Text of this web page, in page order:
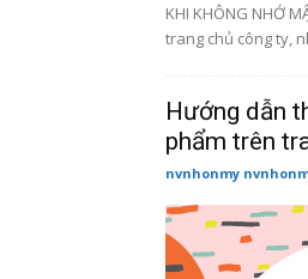
KHI KHÔNG NHỚ
trang chủ công ty,
Hướng dẫn
phẩm trên
nvnhonmy